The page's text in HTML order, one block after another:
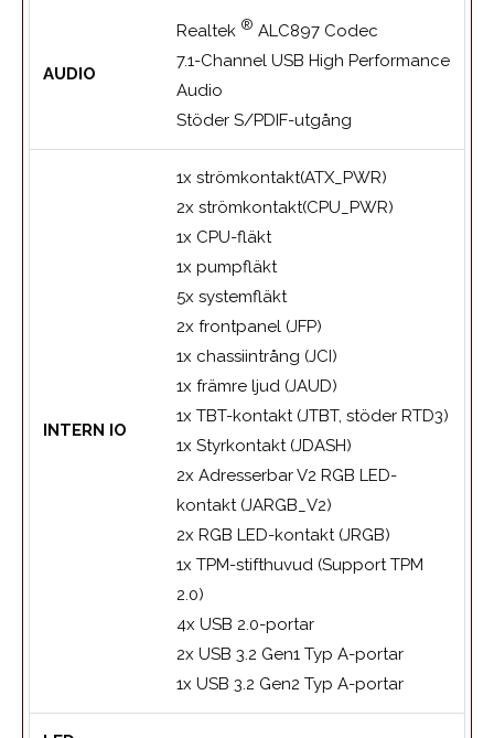
AUDIO
Realtek ® ALC897 Codec
7.1-Channel USB High Performance
Audio
Stöder S/PDIF-utgång
INTERN IO
1x strömkontakt(ATX_PWR)
2x strömkontakt(CPU_PWR)
1x CPU-fläkt
1x pumpfläkt
5x systemfläkt
2x frontpanel (JFP)
1x chassiintrång (JCI)
1x främre ljud (JAUD)
1x TBT-kontakt (JTBT, stöder RTD3)
1x Styrkontakt (JDASH)
2x Adresserbar V2 RGB LED-
kontakt (JARGB_V2)
2x RGB LED-kontakt (JRGB)
1x TPM-stifthuvud (Support TPM
2.0)
4x USB 2.0-portar
2x USB 3.2 Gen1 Typ A-portar
1x USB 3.2 Gen2 Typ A-portar